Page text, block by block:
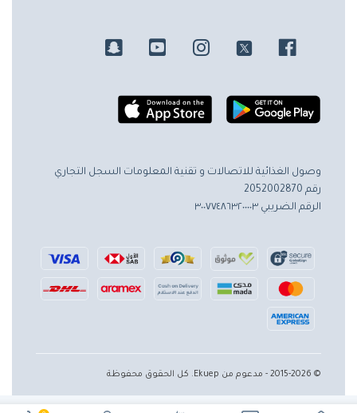
وصول الغذائية للاتصالات و تقنية المعلومات السجل التجاري
رقم 2052002870
الرقم الضريبي ٣٠٠٧٧٤٨٦٣٢٠٠٠٠٣
© 2015-2026 - مدعوم من Ekuep. كل الحقوق محفوظة